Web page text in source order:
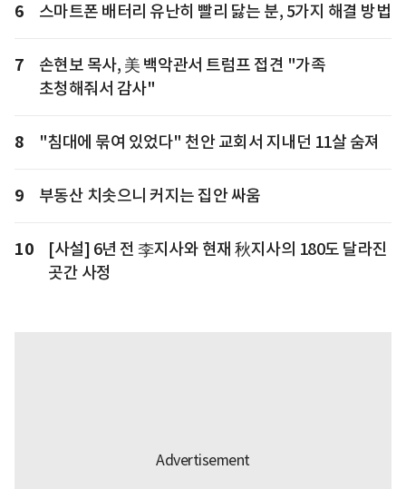
6 스마트폰 배터리 유난히 빨리 닳는 분, 5가지 해결 방법
7
손현보 목사, 美 백악관서 트럼프 접견 "가족
초청해줘서 감사"
8 "침대에 묶여 있었다" 천안 교회서 지내던 11살 숨져
9 부동산 치솟으니 커지는 집안 싸움
10
[사설] 6년 전 李지사와 현재 秋지사의 180도 달라진
곳간 사정